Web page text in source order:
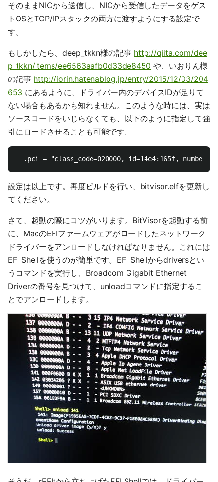
そのままNICから送信し、NICから受信したデータをゲス
トOSとTCP/IPスタックの両方に渡すようにする設定で
す。
もしかしたら、deep_tkkn様の記事 http://qiita.com/dee
p_tkkn/items/ee6563aafb0d33de8450 や、いおりん様
の記事 http://iorin.hatenablog.jp/entry/2015/12/03/204
653 にあるように、ドライバー内のデバイスIDが足りて
ない場合もあるかも知れません。このような時には、実は
ソースコードをいじらなくても、以下のように指定して強
引にロードさせることも可能です。
設定は以上です。再度ビルドを行い、bitvisor.elfを更新し
てください。
さて、起動の際にコツがいります。BitVisorを起動する前
に、MacのEFIファームウェアがロードしたネットワーク
ドライバーをアンロードしなければなりません。これには
EFI Shellを使うのが簡単です。EFI Shellからdriversとい
うコマンドを実行し、Broadcom Gigabit Ethernet
Driverの番号を見つけて、unloadコマンドに指定するこ
とでアンロードします。